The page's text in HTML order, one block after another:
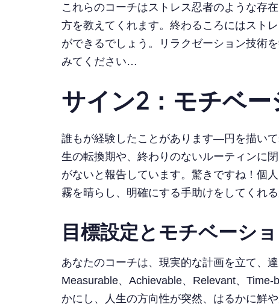
これらのコーチはストレス忍者のような存
方を教えてくれます。終わるころにはスト
ができるでしょう。リラクゼーション技術
みてください…
サイン2：モチベー
誰もが経験したことがあります—円を描い
生の転換期や、終わりのないルーティンに
がないと報告しています。驚きですね！個
霧を晴らし、明確にする手助けをしてくれる
目標設定とモチベーシ
あなたのコーチは、現実的な計画を立て、
Measurable、Achievable、Relevant、
かにし、人生の方向性が突然、はるかに鮮や